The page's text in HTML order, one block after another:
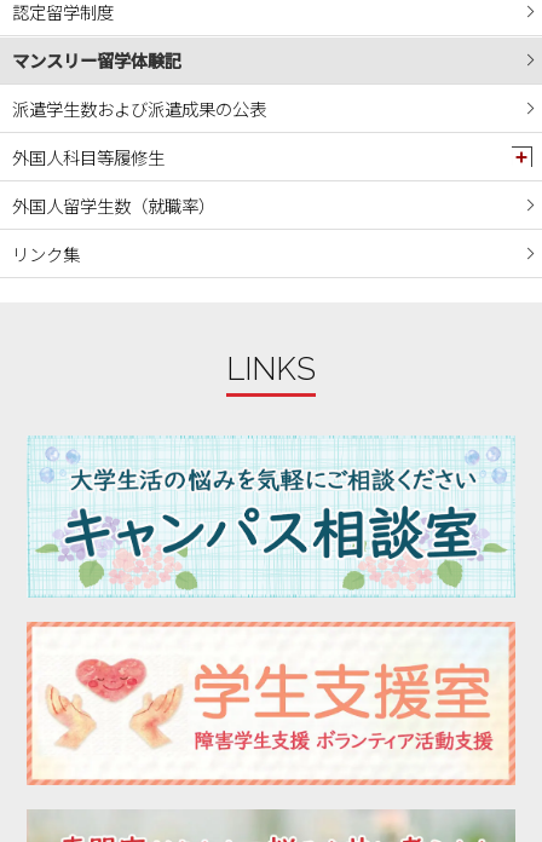
2024年04月
2024年03月
2024年02月
2024年01月
2023年12月
2023年11月
2023年10月
2023年05月
2023年04月
2023年03月
2023年02月
2023年01月
2022年12月
2022年11月
2022年10月
2022年09月
2022年08月
認定留学制度
マンスリー留学体験記
派遣学生数および派遣成果の公表
外国人科目等履修生
外国人留学生数（就職率）
リンク集
LINKS